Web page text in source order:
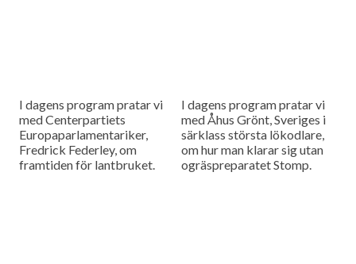
I dagens program pratar vi
med Centerpartiets
Europaparlamentariker,
Fredrick Federley, om
framtiden för lantbruket.
I dagens program pratar vi
med Åhus Grönt, Sveriges i
särklass största lökodlare,
om hur man klarar sig utan
ogräspreparatet Stomp.